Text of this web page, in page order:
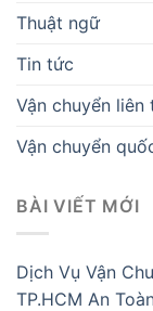
Thuật ngữ
Tin tức
Vận chuyển liên
Vận chuyển
BÀI VIẾT MỚI
Dịch Vụ Vận
TP.HCM An